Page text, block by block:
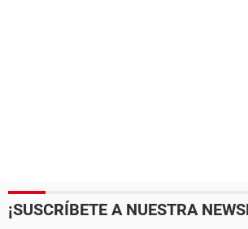
¡SUSCRÍBETE A NUESTRA